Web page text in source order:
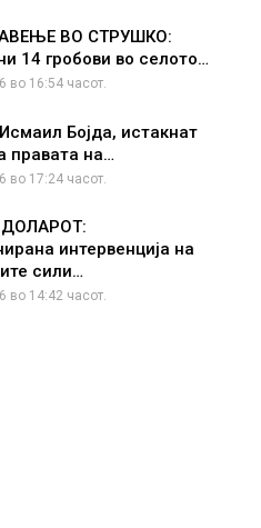
ВО СТРУШКО:
14 гробови во селото…
во 16:54 часот.
Бојда, истакнат
правата на…
во 17:24 часот.
интервенција на
сили…
во 14:42 часот.